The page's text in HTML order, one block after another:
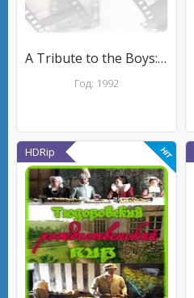
A Tribute to the Boys: Laurel & Hardy
Год: 1992
HDRip